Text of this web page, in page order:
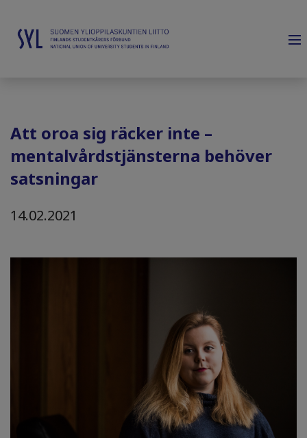
Att oroa sig räcker inte –
mentalvårdstjänsterna behöver
satsningar
14.02.2021